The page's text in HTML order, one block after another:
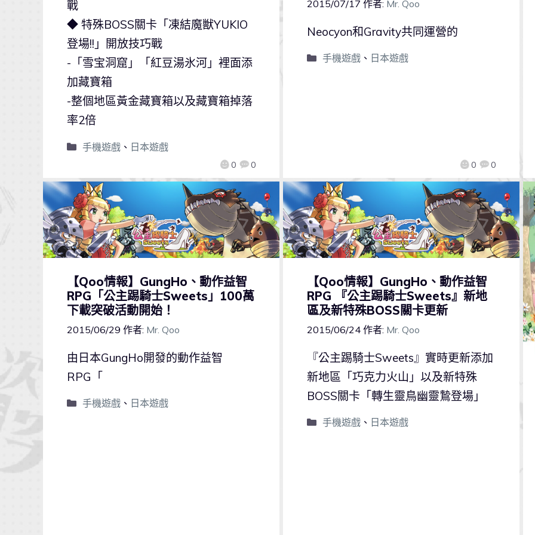
0 0
戰
◆ 特殊BOSS關卡「凍結魔獣YUKIO
登場!!」開放技巧戰
-「雪宝洞窟」「紅豆湯氷河」裡面添
加藏寶箱
-整個地區黃金藏寶箱以及藏寶箱掉落
率2倍
手機遊戲、 日本遊戲
2015/07/17 作者: Mr. Qoo
0 0
Neocyon和Gravity共同運營的
手機遊戲、 日本遊戲
【Qoo情報】GungHo、動作益智
RPG「公主踢騎士Sweets」100萬
下載突破活動開始！
2015/06/29 作者: Mr. Qoo
由日本GungHo開發的動作益智
RPG「
手機遊戲、 日本遊戲
【Qoo情報】GungHo、動作益智
RPG 『公主踢騎士Sweets』新地
區及新特殊BOSS關卡更新
2015/06/24 作者: Mr. Qoo
『公主踢騎士Sweets』實時更新添加
新地區「巧克力火山」以及新特殊
BOSS關卡「轉生靈鳥幽靈鷙登場」
手機遊戲、 日本遊戲